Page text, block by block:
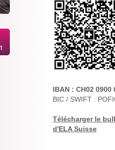
IBAN : CH02 0900
BIC / SWIFT :
Télécharger le
d'ELA Suisse